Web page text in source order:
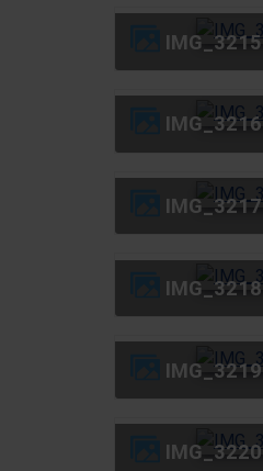
IMG_3215
IMG_3216
IMG_3217
IMG_3218
IMG_3219
IMG_3220